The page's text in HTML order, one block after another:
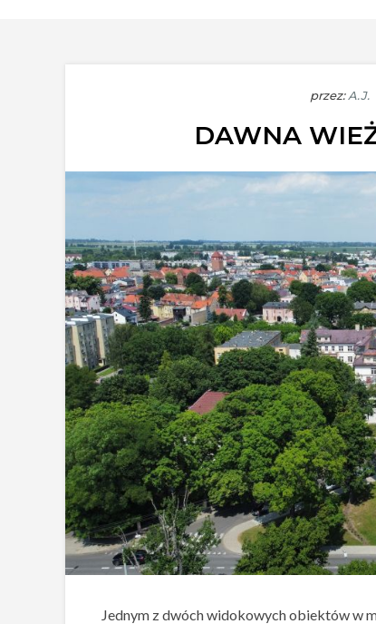
przez:A.J.
DAWNA
Jednym z dwóch widokowych obiektów w